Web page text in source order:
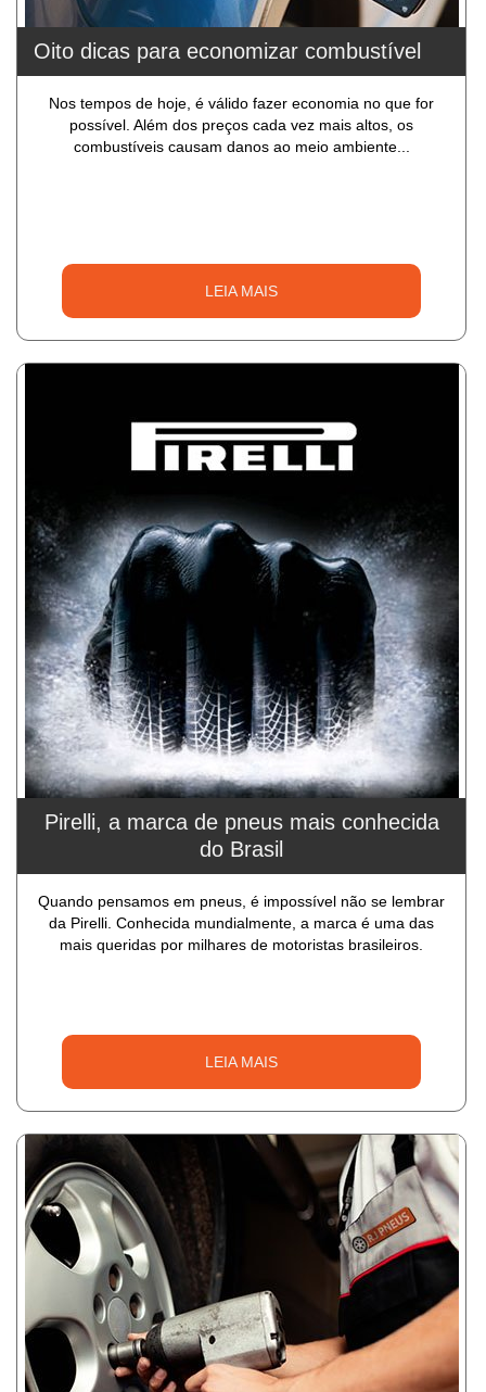
Oito dicas para economizar combustível
Nos tempos de hoje, é válido fazer economia no que for
possível. Além dos preços cada vez mais altos, os
combustíveis causam danos ao meio ambiente...
LEIA MAIS
Pirelli, a marca de pneus mais conhecida
do Brasil
Quando pensamos em pneus, é impossível não se lembrar
da Pirelli. Conhecida mundialmente, a marca é uma das
mais queridas por milhares de motoristas brasileiros.
LEIA MAIS